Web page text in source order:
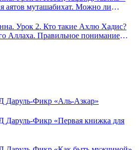
аятов муташабихат. Можно ли
сифата «биля кейфа» (без образа)?
Урок 2. Кто такие Ахлю Хадис?
Аллаха. Правильное понимание
Даруль-Фикр «Аль-Азкар»
Даруль-Фикр «Первая книжка для